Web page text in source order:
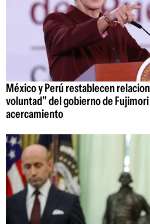
México y Perú restablecen
voluntad" del gobierno de
acercamiento